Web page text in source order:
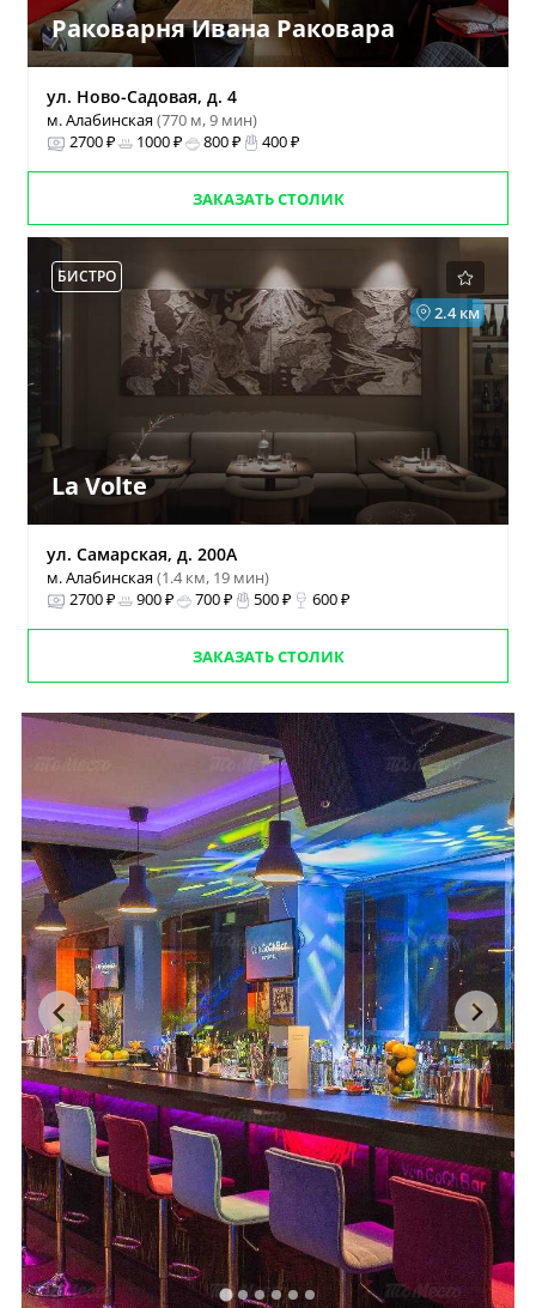
Раковарня Ивана Раковара
ул. Ново-Садовая, д. 4
м. Алабинская(770 м, 9 мин)
2700 ₽
1000 ₽ 800 ₽ 400 ₽
ЗАКАЗАТЬ СТОЛИК
БИСТРО
2.4 км
La Volte
ул. Самарская, д. 200А
м. Алабинская(1.4 км, 19 мин)
2700 ₽
900 ₽ 700 ₽ 500 ₽ 600 ₽
ЗАКАЗАТЬ СТОЛИК